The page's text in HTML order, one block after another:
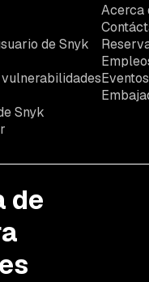
de Snyk
Snyk
Acerca
de